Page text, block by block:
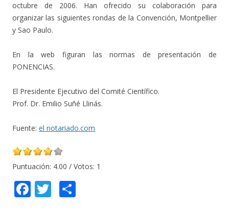
octubre de 2006. Han ofrecido su colaboración para
organizar las siguientes rondas de la Convención, Montpellier
y Sao Paulo.
En la web figuran las normas de presentación de
PONENCIAS.
El Presidente Ejecutivo del Comité Científico.
Prof. Dr. Emilio Suñé Llinás.
Fuente: el notariado.com
Puntuación: 4.00 / Votos: 1
F T